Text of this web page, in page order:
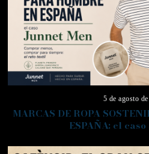
5 de agosto
MARCAS DE ROPA
ESPAÑA: el